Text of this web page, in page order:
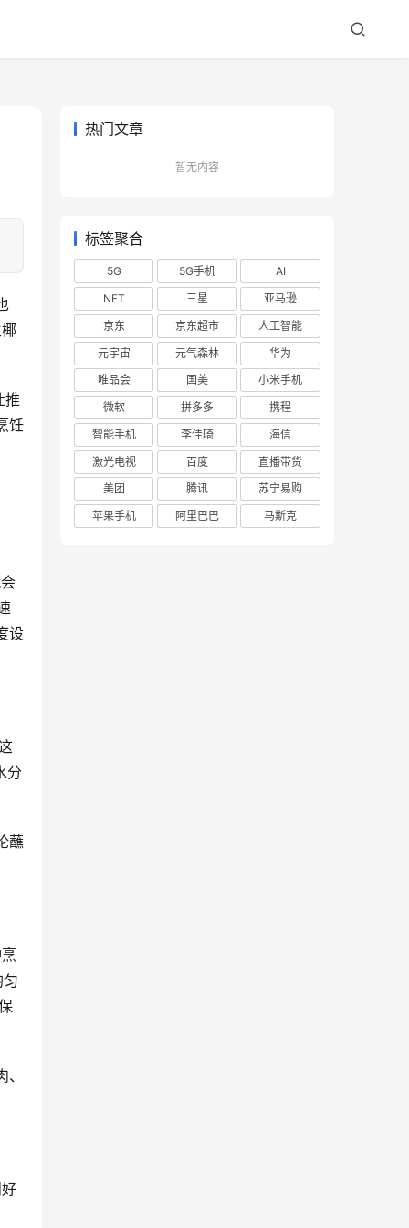
推
饪
设
分
蘸
热门文章
暂无内容
标签聚合
5G 5G手机
AI
NFT
三星
亚马逊
京东
京东超市
人工智能
元宇宙
元气森林
华为
唯品会
国美
小米手机
微软
拼多多
携程
智能手机
李佳琦
海信
激光电视
百度
直播带货
美团
腾讯
苏宁易购
苹果手机
阿里巴巴 马斯克